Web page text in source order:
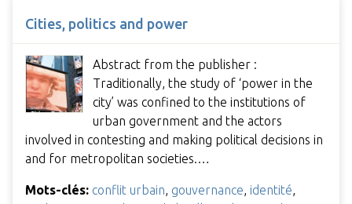
Cities, politics and power
Abstract from the publisher :
Traditionally, the study of ‘power in the
city’ was confined to the institutions of
urban government and the actors
involved in contesting and making political decisions in
and for metropolitan societies.…
Mots-clés: conflit urbain gouvernance identité